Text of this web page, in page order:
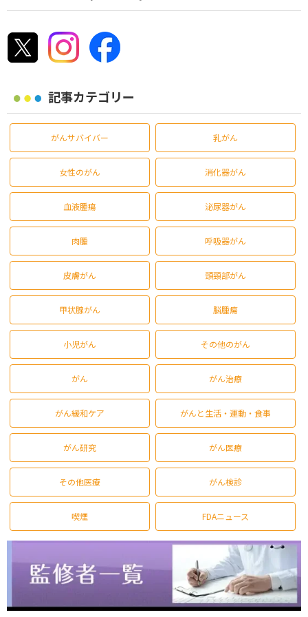
記事カテゴリー
がんサバイバー 乳がん
女性のがん 消化器がん
血液腫瘍 泌尿器がん
肉腫 呼吸器がん
皮膚がん 頭頸部がん
甲状腺がん 脳腫瘍
小児がん その他のがん
がん がん治療
がん緩和ケア がんと生活・運動・食事
がん研究 がん医療
その他医療 がん検診
喫煙 FDAニュース